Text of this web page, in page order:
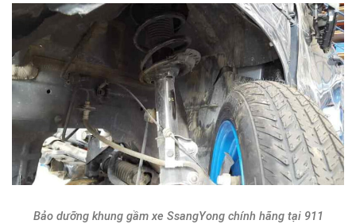
Bảo dưỡng khung gầm xe SsangYong chính hãng tại 911